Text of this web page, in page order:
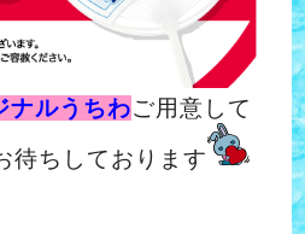
ナルうちわご用意して
待ちしております